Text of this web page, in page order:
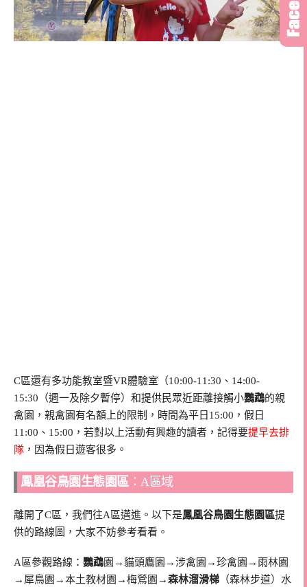
C區還有多功能教室暨VR體驗室（10:00-11:30、14:00-
15:30（週一及除夕暫停）和提供民眾近距離接觸小鸚鵡的親
禽園，親禽園有名額上的限制，時間為平日15:00，假日
11:00、15:00，若對以上活動有興趣的讀者，記得要提早去排
隊 ，因為假日遊客很多。
鳳凰谷鳥園生態園區 ：A區域
離開了C區，我們往A區邁進。以下是鳳凰谷鳥園生態園區提
供的路線圖，大家不妨參考看看。
A區參觀路線： 鸚鵡園→貓頭鷹園→涉禽園→珍禽園→雨林園
→犀鳥園→本土教材園→梅鶯園→森林溜滑梯 （森林步道）水